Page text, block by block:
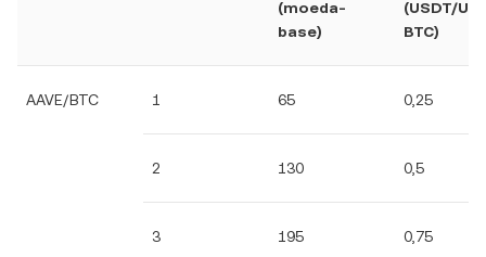
(moeda-
base)
(USDT/
BTC)
AAVE/BTC 1 65 0,25
2 130 0,5
3 195 0,75